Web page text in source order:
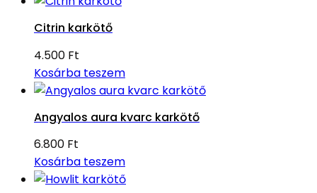
Citrin karkötő
4.500 Ft
Kosárba teszem
Angyalos aura kvarc karkötő
6.800 Ft
Kosárba teszem